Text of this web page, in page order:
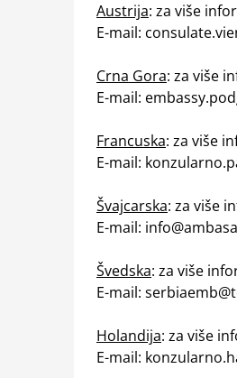
Austrija: za više
E-mail:
Crna Gora: za više
E-mail:
Francuska: za više
E-mail:
Švajcarska: za više
E-mail:
Švedska: za više
E-mail:
Holandija: za više
E-mail: